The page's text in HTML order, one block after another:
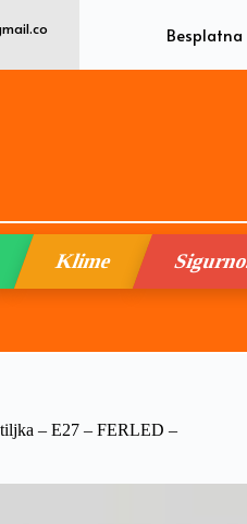
Klime
– E27 – FERLED –